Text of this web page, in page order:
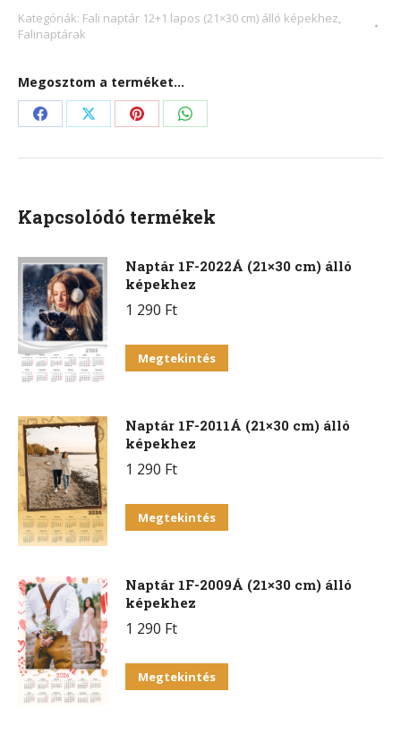
képekhez
mennyiség
Kategóriák: Fali naptár 12+1 lapos (21×30 cm) álló képekhez,
Falinaptárak
Megosztom a terméket...
Share
on
Share
on
Share
on
Share
on
Kapcsolódó termékek
Naptár 1F-2022Á (21×30 cm) álló
képekhez
1 290 Ft
Megtekintés
Naptár 1F-2011Á (21×30 cm) álló
képekhez
1 290 Ft
Megtekintés
Naptár 1F-2009Á (21×30 cm) álló
képekhez
1 290 Ft
Megtekintés